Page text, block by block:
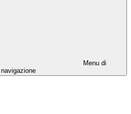
Menu di
navigazione